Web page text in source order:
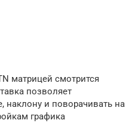
матрицей смотрится
позволяет
наклону и поворачивать на
графика